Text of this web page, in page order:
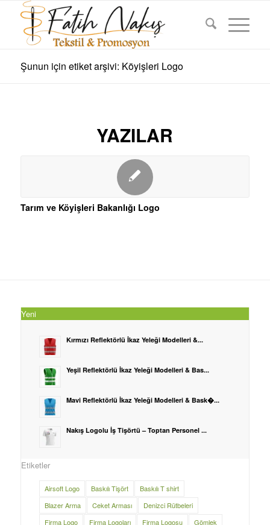
Şunun için etiket arşivi: Köyişleri Logo
YAZILAR
Tarım ve Köyişleri Bakanlığı Logo
Yeni
Kırmızı Reflektörlü İkaz Yeleği Modelleri &...
Yeşil Reflektörlü İkaz Yeleği Modelleri & Bas...
Mavi Reflektörlü İkaz Yeleği Modelleri & Bask�...
Nakış Logolu İş Tişörtü – Toptan Personel ...
Etiketler
Airsoft Logo Baskılı Tişört
Baskılı T shirt
Blazer Arma
Ceket Arması
Denizci Rütbeleri
Firma Logo
Firma Logoları Firma Logosu
Gömlek